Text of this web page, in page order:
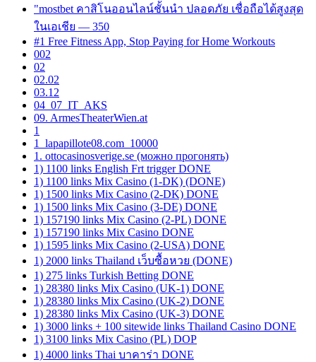
"mostbet คาสิโนออนไลน์ชั้นนำ ปลอดภัย เชื่อถือได้สูงสุด
ในเอเชีย — 350
#1 Free Fitness App, Stop Paying for Home Workouts
002
02
02.02
03.12
04_07_IT_AKS
09. ArmesTheaterWien.at
1
1_lapapillote08.com_10000
1. ottocasinosverige.se (можно прогонять)
1) 1100 links English Frt trigger DONE
1) 1100 links Mix Casino (1-DK) (DONE)
1) 1500 links Mix Casino (2-DK) DONE
1) 1500 links Mix Casino (3-DE) DONE
1) 157190 links Mix Casino (2-PL) DONE
1) 157190 links Mix Casino DONE
1) 1595 links Mix Casino (2-USA) DONE
1) 2000 links Thailand เว็บซื้อหวย (DONE)
1) 275 links Turkish Betting DONE
1) 28380 links Mix Casino (UK-1) DONE
1) 28380 links Mix Casino (UK-2) DONE
1) 28380 links Mix Casino (UK-3) DONE
1) 3000 links + 100 sitewide links Thailand Casino DONE
1) 3100 links Mix Casino (PL) DOP
1) 4000 links Thai บาคาร่า DONE